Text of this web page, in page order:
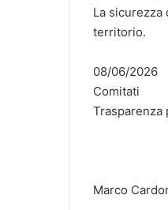
La
territorio.
08/06/2026
Comitati
Trasparenza
Marco